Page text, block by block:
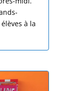
à la